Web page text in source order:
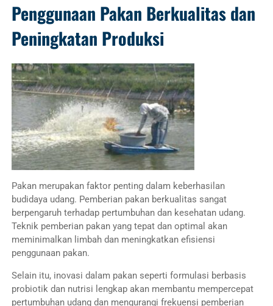
Penggunaan Pakan Berkualitas dan
Peningkatan Produksi
Pakan merupakan faktor penting dalam keberhasilan
budidaya udang. Pemberian pakan berkualitas sangat
berpengaruh terhadap pertumbuhan dan kesehatan udang.
Teknik pemberian pakan yang tepat dan optimal akan
meminimalkan limbah dan meningkatkan efisiensi
penggunaan pakan.
Selain itu, inovasi dalam pakan seperti formulasi berbasis
probiotik dan nutrisi lengkap akan membantu mempercepat
pertumbuhan udang dan mengurangi frekuensi pemberian